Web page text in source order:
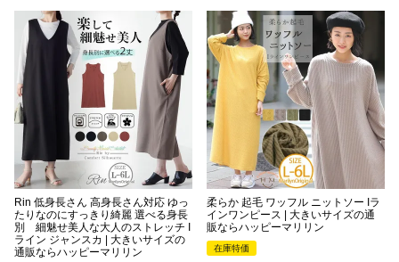
Rin 低身長さん 高身長さん対応 ゆっ
たりなのにすっきり綺麗 選べる身長
別 細魅せ美人な大人のストレッチ I
ライン ジャンスカ | 大きいサイズの
通販ならハッピーマリリン
柔らか 起毛 ワッフル ニットソー Iラ
インワンピース | 大きいサイズの通
販ならハッピーマリリン
在庫特価